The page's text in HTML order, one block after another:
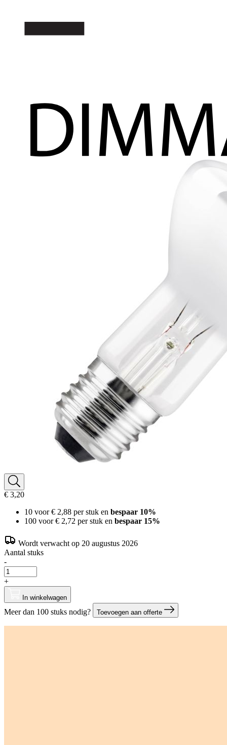
€ 3,20
10 voor€ 2,88 per stuk en bespaar 10%
100 voor€ 2,72 per stuk en bespaar 15%
Wordt verwacht op 20 augustus 2026
Aantal stuks
-
+
In winkelwagen
Meer dan 100 stuks nodig? Toevoegen aan offerte